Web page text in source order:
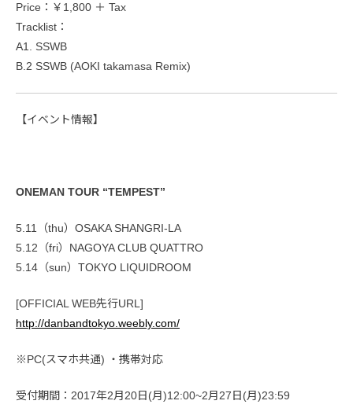
Price：￥1,800 ＋ Tax
Tracklist：
A1. SSWB
B.2 SSWB (AOKI takamasa Remix)
【イベント情報】
ONEMAN TOUR “TEMPEST”
5.11（thu）OSAKA SHANGRI-LA
5.12（fri）NAGOYA CLUB QUATTRO
5.14（sun）TOKYO LIQUIDROOM
[OFFICIAL WEB先行URL]
http://danbandtokyo.weebly.com/
※PC(スマホ共通) ・携帯対応
受付期間：2017年2月20日(月)12:00~2月27日(月)23:59